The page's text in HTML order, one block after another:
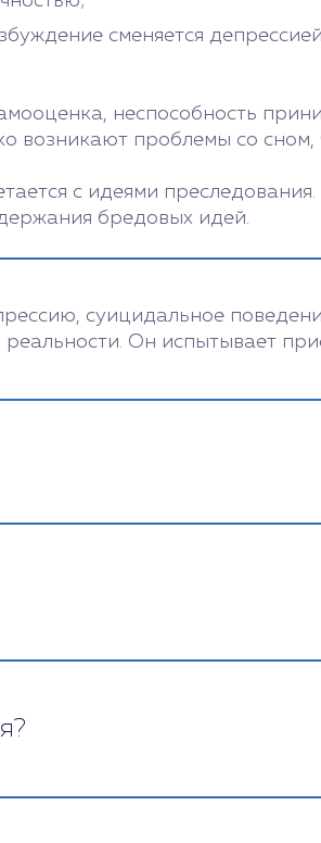
сменяется
неспособность
возникают проблемы со сном,
с идеями
бредовых идей.
суицидальное
Он испытывает
искажением восприятия
материальными
пике расстройства
человека, приводит к